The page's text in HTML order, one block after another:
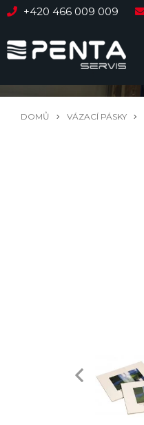
+420 466 009 009
DOMŮ VÁZACÍ PÁSKY